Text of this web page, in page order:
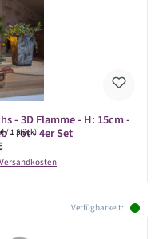
- 3D Flamme - H: 15cm -
- rot - 4er Set
/ 1 Stück)
Preis:
Verfügbarkeit: